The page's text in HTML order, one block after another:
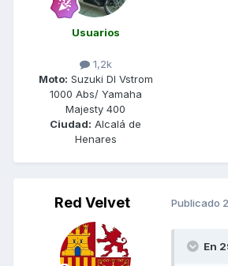
Usuarios
1,2k
Moto: Suzuki Dl Vstrom
1000 Abs/ Yamaha
Majesty 400
Ciudad: Alcalá de
Henares
Red Velvet Publicado
En